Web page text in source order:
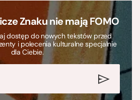
Znaku nie mają FOMO
dostęp do nowych tekstów przed
i polecenia kulturalne specjalnie
dla Ciebie.